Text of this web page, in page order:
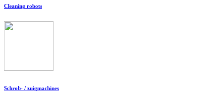
Cleaning robots
Schrob- / zuigmachines